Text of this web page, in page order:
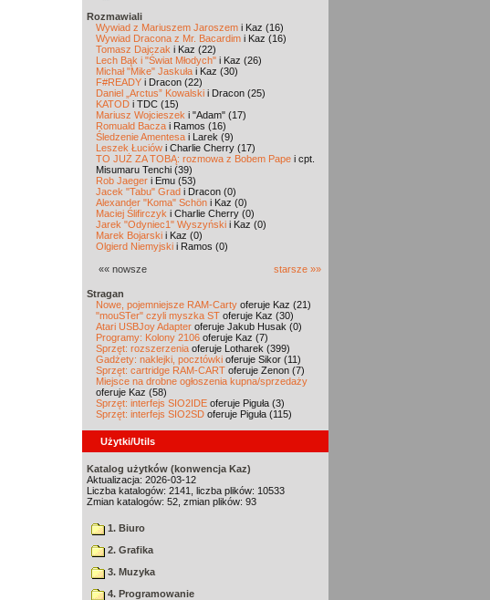
Rozmawiali
Wywiad z Mariuszem Jaroszem i Kaz (16)
Wywiad Dracona z Mr. Bacardim i Kaz (16)
Tomasz Dajczak i Kaz (22)
Lech Bąk i "Świat Młodych" i Kaz (26)
Michał "Mike" Jaskuła i Kaz (30)
F#READY i Dracon (22)
Daniel „Arctus” Kowalski i Dracon (25)
KATOD i TDC (15)
Mariusz Wojcieszek i "Adam" (17)
Romuald Bacza i Ramos (16)
Śledzenie Amentesa i Larek (9)
Leszek Łuciów i Charlie Cherry (17)
TO JUŻ ZA TOBĄ: rozmowa z Bobem Pape i cpt.
Misumaru Tenchi (39)
Rob Jaeger i Emu (53)
Jacek "Tabu" Grad i Dracon (0)
Alexander "Koma" Schön i Kaz (0)
Maciej Ślifirczyk i Charlie Cherry (0)
Jarek "Odyniec1" Wyszyński i Kaz (0)
Marek Bojarski i Kaz (0)
Olgierd Niemyjski i Ramos (0)
«« nowsze starsze »»
Stragan
Nowe, pojemniejsze RAM-Carty oferuje Kaz (21)
"mouSTer" czyli myszka ST oferuje Kaz (30)
Atari USBJoy Adapter oferuje Jakub Husak (0)
Programy: Kolony 2106 oferuje Kaz (7)
Sprzęt: rozszerzenia oferuje Lotharek (399)
Gadżety: naklejki, pocztówki oferuje Sikor (11)
Sprzęt: cartridge RAM-CART oferuje Zenon (7)
Miejsce na drobne ogłoszenia kupna/sprzedaży
oferuje Kaz (58)
Sprzęt: interfejs SIO2IDE oferuje Piguła (3)
Sprzęt: interfejs SIO2SD oferuje Piguła (115)
Użytki/Utils
Katalog użytków (konwencja Kaz)
Aktualizacja: 2026-03-12
Liczba katalogów: 2141, liczba plików: 10533
Zmian katalogów: 52, zmian plików: 93
1. Biuro
2. Grafika
3. Muzyka
4. Programowanie